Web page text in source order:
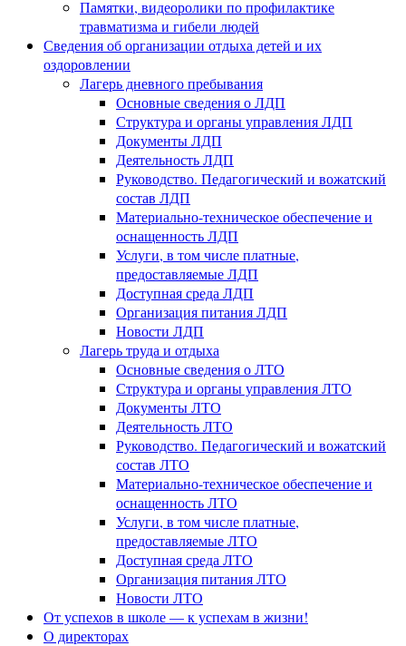
Памятки, видеоролики по профилактике
травматизма и гибели людей
Сведения об организации отдыха детей и их
оздоровлении
Лагерь дневного пребывания
Основные сведения о ЛДП
Структура и органы управления ЛДП
Документы ЛДП
Деятельность ЛДП
Руководство. Педагогический и вожатский
состав ЛДП
Материально-техническое обеспечение и
оснащенность ЛДП
Услуги, в том числе платные,
предоставляемые ЛДП
Доступная среда ЛДП
Организация питания ЛДП
Новости ЛДП
Лагерь труда и отдыха
Основные сведения о ЛТО
Структура и органы управления ЛТО
Документы ЛТО
Деятельность ЛТО
Руководство. Педагогический и вожатский
состав ЛТО
Материально-техническое обеспечение и
оснащенность ЛТО
Услуги, в том числе платные,
предоставляемые ЛТО
Доступная среда ЛТО
Организация питания ЛТО
Новости ЛТО
От успехов в школе — к успехам в жизни!
О директорах